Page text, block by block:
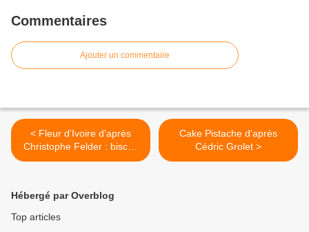
Commentaires
Ajouter un commentaire
< Fleur d'Ivoire d'après
Christophe Felder : biscuit
fondant coco, garniture
Cake Pistache d'après
Cédric Grolet >
Hébergé par Overblog
Top articles